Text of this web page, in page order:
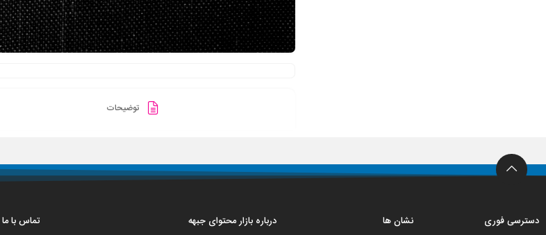
توضیحات
دسترسی فوری نشان ها درباره بازار محتوای جبهه تماس با ما